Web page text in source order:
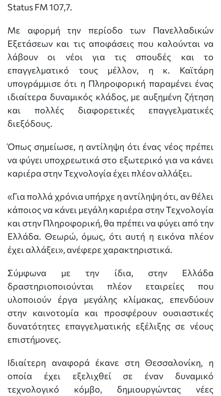
Status FM 107,7.
Με αφορμή την περίοδο των Πανελλαδικών
Εξετάσεων και τις αποφάσεις που καλούνται να
λάβουν οι νέοι για τις σπουδές και το
επαγγελματικό τους μέλλον, η κ. Καϊτάρη
υπογράμμισε ότι η Πληροφορική παραμένει ένας
ιδιαίτερα δυναμικός κλάδος, με αυξημένη ζήτηση
και πολλές διαφορετικές επαγγελματικές
διεξόδους.
Όπως σημείωσε, η αντίληψη ότι ένας νέος πρέπει
να φύγει υποχρεωτικά στο εξωτερικό για να κάνει
καριέρα στην Τεχνολογία έχει πλέον αλλάξει.
«Για πολλά χρόνια υπήρχε η αντίληψη ότι, αν θέλει
κάποιος να κάνει μεγάλη καριέρα στην Τεχνολογία
και στην Πληροφορική, θα πρέπει να φύγει από την
Ελλάδα. Θεωρώ, όμως, ότι αυτή η εικόνα πλέον
έχει αλλάξει», ανέφερε χαρακτηριστικά.
Σύμφωνα με την ίδια, στην Ελλάδα
δραστηριοποιούνται πλέον εταιρείες που
υλοποιούν έργα μεγάλης κλίμακας, επενδύουν
στην καινοτομία και προσφέρουν ουσιαστικές
δυνατότητες επαγγελματικής εξέλιξης σε νέους
επιστήμονες.
Ιδιαίτερη αναφορά έκανε στη Θεσσαλονίκη, η
οποία έχει εξελιχθεί σε έναν δυναμικό
τεχνολογικό κόμβο, δημιουργώντας νέες